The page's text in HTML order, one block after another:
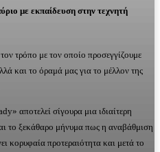
με εκπαίδευση στην τεχνητή
τρόπο με τον οποίο προσεγγίζουμε
και το όραμά μας για το μέλλον της
αποτελεί σίγουρα μια ιδιαίτερη
το ξεκάθαρο μήνυμα πως η αναβάθμιση
κορυφαία προτεραιότητα και μετά το